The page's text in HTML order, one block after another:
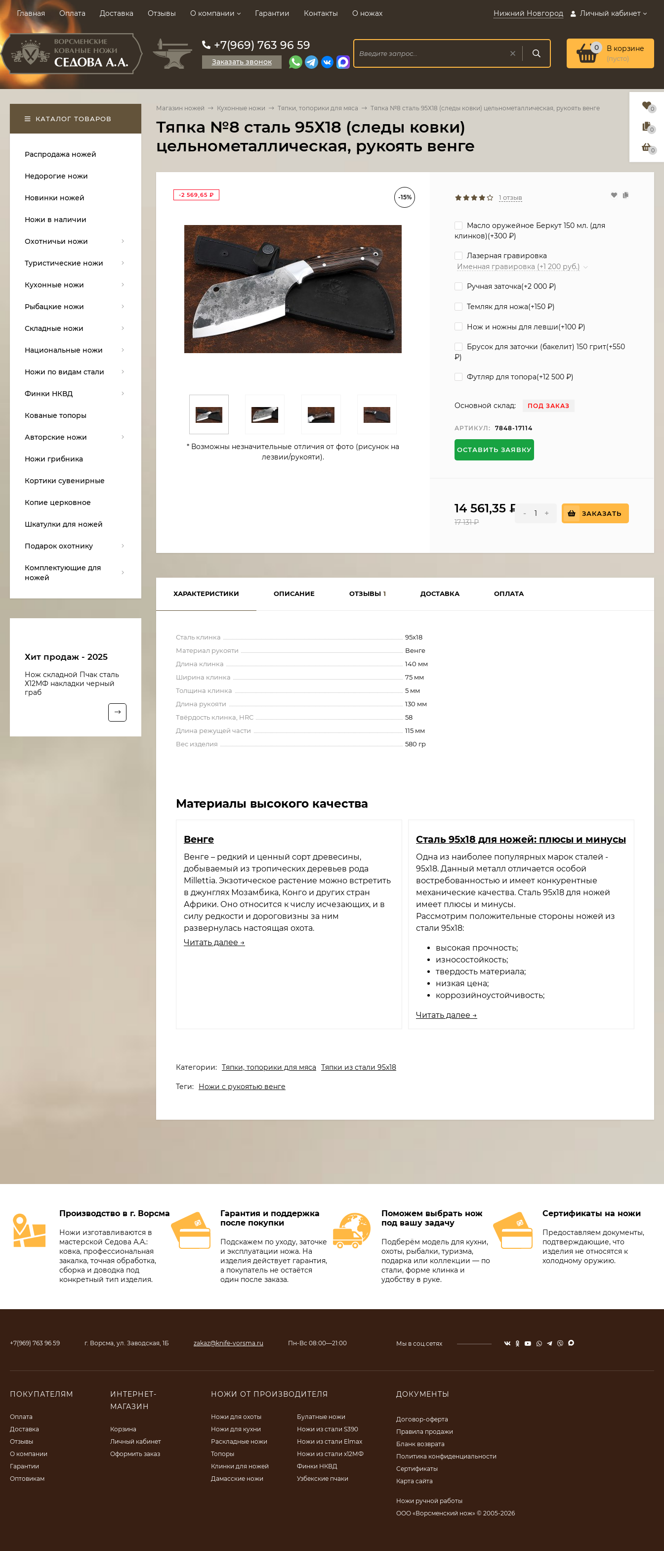
Главная Оплата Доставка Отзывы О компании Гарантии Контакты О ножах Нижний Новгород Личный кабинет
+7(969) 763 96 59
Заказать звонок
0 В корзине
(пусто)
Магазин ножей Кухонные ножи Тяпки, топорики для мяса Тяпка №8 сталь 95Х18 (следы ковки) цельнометаллическая, рукоять венге
Тяпка №8 сталь 95Х18 (следы ковки)
цельнометаллическая, рукоять венге
-15%
-2 569,65 ₽
* Возможны незначительные отличия от фото (рисунок на
лезвии/рукояти).
1 отзыв
Масло оружейное Беркут 150 мл. (для
клинков)(+300₽)
Лазерная гравировка
Именная гравировка (+1 200 руб.)
Ручная заточка(+2 000₽)
Темляк для ножа(+150₽)
Нож и ножны для левши(+100₽)
Брусок для заточки (бакелит) 150 грит(+550
₽)
Футляр для топора(+12 500₽)
Основной склад: ПОД ЗАКАЗ
АРТИКУЛ: 7848-17114
ОСТАВИТЬ ЗАЯВКУ
14 561,35₽
17 131₽
- + ЗАКАЗАТЬ
ХАРАКТЕРИСТИКИ ОПИСАНИЕ ОТЗЫВЫ 1 ДОСТАВКА ОПЛАТА
Сталь клинка
95х18
Материал рукояти
Венге
Длина клинка
140 мм
Ширина клинка
75 мм
Толщина клинка
5 мм
Длина рукояти
130 мм
Твёрдость клинка, HRC
58
Длина режущей части
115 мм
Вес изделия
580 гр
Материалы высокого качества
Венге​
Венге – редкий и ценный сорт древесины,
добываемый из тропических деревьев рода
Millettia. Экзотическое растение можно встретить
в джунглях Мозамбика, Конго и других стран
Африки. Оно относится к числу исчезающих, и в
силу редкости и дороговизны за ним
развернулась настоящая охота.
Читать далее →
​Сталь 95х18 для ножей: плюсы и минусы
Одна из наиболее популярных марок сталей -
95х18. Данный металл отличается особой
востребованностью и имеет конкурентные
механические качества. Сталь 95х18 для ножей
имеет плюсы и минусы.
Рассмотрим положительные стороны ножей из
стали 95х18:
высокая прочность;
износостойкость;
твердость материала;
низкая цена;
коррозийноустойчивость;
Читать далее →
Категории: Тяпки, топорики для мяса Тяпки из стали 95х18
Теги: Ножи с рукоятью венге
КАТАЛОГ ТОВАРОВ
Распродажа ножей
Недорогие ножи
Новинки ножей
Ножи в наличии
Охотничьи ножи
Туристические ножи
Кухонные ножи
Рыбацкие ножи
Складные ножи
Национальные ножи
Ножи по видам стали
Финки НКВД
Кованые топоры
Авторские ножи
Ножи грибника
Кортики сувенирные
Копие церковное
Шкатулки для ножей
Подарок охотнику
Комплектующие для
ножей
Хит продаж - 2025
Нож складной Пчак сталь
Х12МФ накладки черный
граб
Производство в г. Ворсма
Ножи изготавливаются в
мастерской Седова А.А.:
ковка, профессиональная
закалка, точная обработка,
сборка и доводка под
конкретный тип изделия.
Гарантия и поддержка
после покупки
Подскажем по уходу, заточке
и эксплуатации ножа. На
изделия действует гарантия,
а покупатель не остаётся
один после заказа.
Поможем выбрать нож
под вашу задачу
Подберём модель для кухни,
охоты, рыбалки, туризма,
подарка или коллекции — по
стали, форме клинка и
удобству в руке.
Сертификаты на ножи
Предоставляем документы,
подтверждающие, что
изделия не относятся к
холодному оружию.
+7(969) 763 96 59 г. Ворсма, ул. Заводская, 1Б zakaz@knife-vorsma.ru Пн-Вс 08:00—21:00 Мы в соц.сетях
ПОКУПАТЕЛЯМ
Оплата
Доставка
Отзывы
О компании
Гарантии
Оптовикам
ИНТЕРНЕТ-
МАГАЗИН
Корзина
Личный кабинет
Оформить заказ
НОЖИ ОТ ПРОИЗВОДИТЕЛЯ
Ножи для охоты
Ножи для кухни
Раскладные ножи
Топоры
Клинки для ножей
Дамасские ножи
Булатные ножи
Ножи из стали S390
Ножи из стали Elmax
Ножи из стали х12МФ
Финки НКВД
Узбекские пчаки
ДОКУМЕНТЫ
Договор-оферта
Правила продажи
Бланк возврата
Политика конфиденциальности
Сертификаты
Карта сайта
Ножи ручной работы
ООО «Ворсменский нож» © 2005-2026
0
0
0